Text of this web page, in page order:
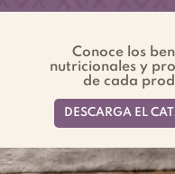
Conoce los
nutricionales y
de cada
DESCARGÁ EL